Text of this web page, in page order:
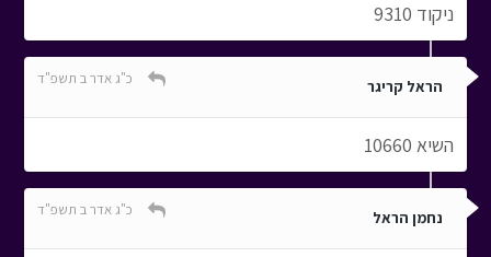
ניקוד 9310
הראל קריגר כ"ג אדר ב תשפ"ד
השיא 10660
נחמן הראל כ"ג אדר ב תשפ"ד